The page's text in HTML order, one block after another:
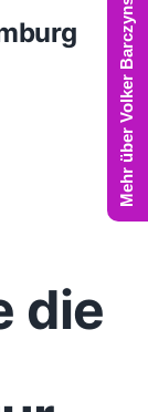
die
Mehr über Volker Barczynski